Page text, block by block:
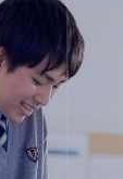
英語教育
ICT教育
進学サポート